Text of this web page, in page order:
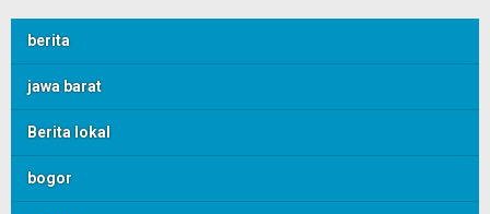
berita
jawa barat
Berita lokal
bogor